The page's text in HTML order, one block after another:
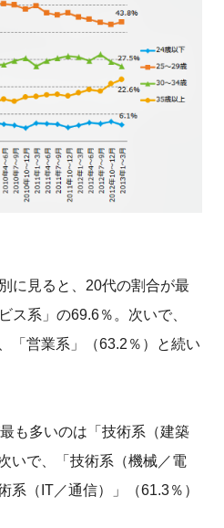
に見ると、20代の割合が最
ス系」の69.6％。次いで、
「営業系」（63.2％）と続い
も多いのは「技術系（建築
いで、「技術系（機械／電
系（IT／通信）」（61.3％）